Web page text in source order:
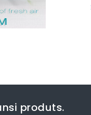
produts.